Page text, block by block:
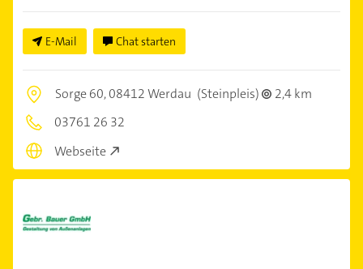
E-Mail Chat starten
Sorge 60,08412 Werdau (Steinpleis)
2,4 km
03761 26 32
Webseite